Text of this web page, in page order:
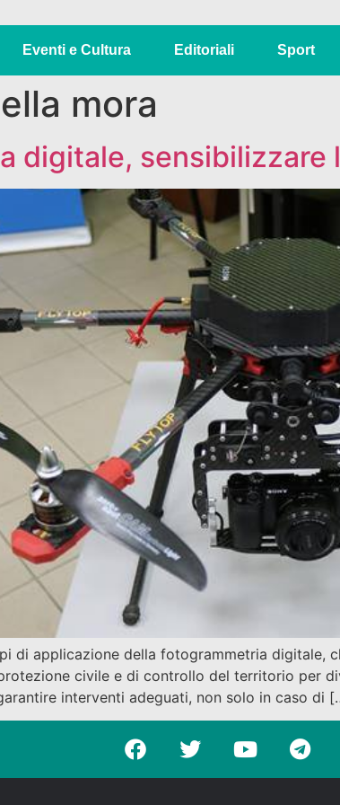
Eventi e Cultura Editoriali Sport
mora
digitale, sensibilizzare
di applicazione della fotogrammetria
civile e di controllo del territorio per
interventi adeguati, non solo in caso di